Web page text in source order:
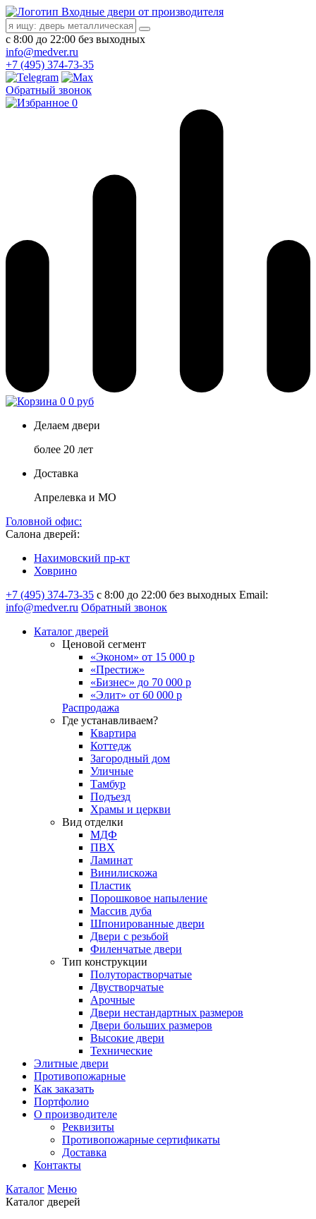
Входные двери от производителя
с 8:00 до 22:00 без выходных
info@medver.ru
+7 (495) 374-73-35
Обратный звонок
0
0 0 руб
Делаем двери
более 20 лет
Доставка
Апрелевка и МО
Головной офис:
Салона дверей:
Нахимовский пр-кт
Ховрино
+7 (495) 374-73-35 с 8:00 до 22:00 без выходных Email:
info@medver.ru Обратный звонок
Каталог дверей
Ценовой сегмент
«Эконом» от 15 000 р
«Престиж»
«Бизнес» до 70 000 р
«Элит» от 60 000 р
Распродажа
Где устанавливаем?
Квартира
Коттедж
Загородный дом
Уличные
Тамбур
Подъезд
Храмы и церкви
Вид отделки
МДФ
ПВХ
Ламинат
Винилискожа
Пластик
Порошковое напыление
Массив дуба
Шпонированные двери
Двери с резьбой
Филенчатые двери
Тип конструкции
Полуторастворчатые
Двустворчатые
Арочные
Двери нестандартных размеров
Двери больших размеров
Высокие двери
Технические
Элитные двери
Противопожарные
Как заказать
Портфолио
О производителе
Реквизиты
Противопожарные сертификаты
Доставка
Контакты
Каталог Меню
Каталог дверей